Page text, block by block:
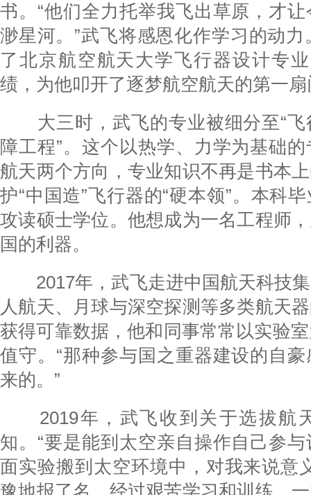
书。“他们全力托举我飞出草原，才
渺星河。”武飞将感恩化作学习的动
了北京航空航天大学飞行器设计专
绩，为他叩开了逐梦航空航天的第一
大三时，武飞的专业被细分至“飞
障工程”。这个以热学、力学为基础
航天两个方向，专业知识不再是书本
护“中国造”飞行器的“硬本领”。本科
攻读硕士学位。他想成为一名工程师
国的利器。
2017年，武飞走进中国航天科技集
人航天、月球与深空探测等多类航天
获得可靠数据，他和同事常常以实验
值守。“那种参与国之重器建设的自
来的。”
2019年，武飞收到关于选拔航
知。“要是能到太空亲自操作自己参
面实验搬到太空环境中，对我来说意